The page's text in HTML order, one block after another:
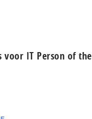
voor IT Person of the